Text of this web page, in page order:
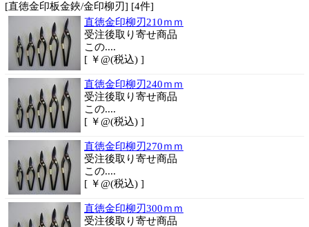
[直徳金印板金鋏/金印柳刃] [4件]
直徳金印柳刃210ｍｍ
受注後取り寄せ商品
この....
[ ￥@(税込) ]
直徳金印柳刃240ｍｍ
受注後取り寄せ商品
この....
[ ￥@(税込) ]
直徳金印柳刃270ｍｍ
受注後取り寄せ商品
この....
[ ￥@(税込) ]
直徳金印柳刃300ｍｍ
受注後取り寄せ商品